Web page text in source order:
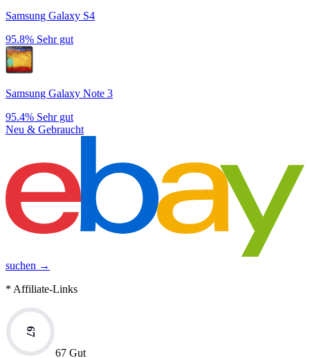
Samsung Galaxy S4
95.8% Sehr gut
Samsung Galaxy Note 3
95.4% Sehr gut
Neu & Gebraucht
suchen →
* Affiliate-Links
67
67 Gut